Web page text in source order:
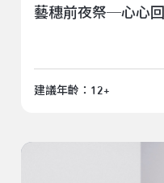
藝穗前夜祭─心心回
建議年齡：12+